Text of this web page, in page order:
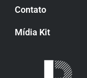
Contato
Mídia Kit